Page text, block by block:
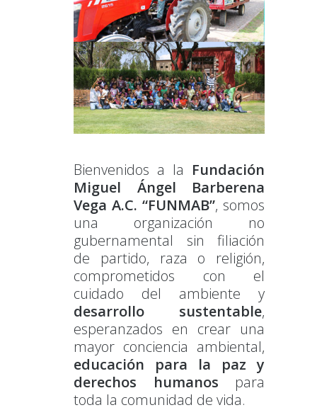
Bienvenidos a la Fundación
Miguel Ángel Barberena
Vega A.C. “FUNMAB”, somos
una organización no
gubernamental sin filiación
de partido, raza o religión,
comprometidos con el
cuidado del ambiente y
desarrollo sustentable,
esperanzados en crear una
mayor conciencia ambiental,
educación para la paz y
derechos humanos para
toda la comunidad de vida.